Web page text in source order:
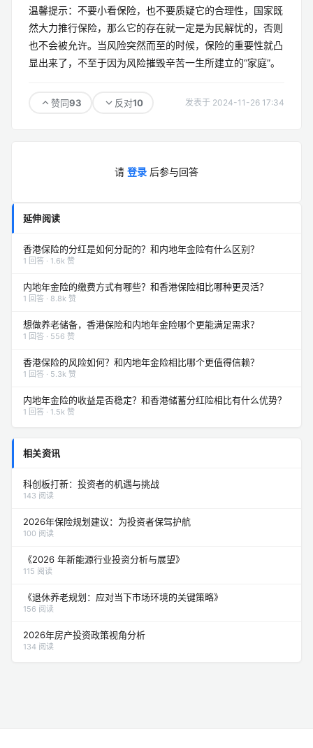
温馨提示：不要小看保险，也不要质疑它的合理性，国家既
然大力推行保险，那么它的存在就一定是为民解忧的，否则
也不会被允许。当风险突然而至的时候，保险的重要性就凸
显出来了，不至于因为风险摧毁辛苦一生所建立的“家庭”。
赞同93 反对10 发表于 2024-11-26 17:34
请 登录 后参与回答
延伸阅读
香港保险的分红是如何分配的？和内地年金险有什么区别？
1 回答 · 1.6k 赞
内地年金险的缴费方式有哪些？和香港保险相比哪种更灵活？
1 回答 · 8.8k 赞
想做养老储备，香港保险和内地年金险哪个更能满足需求？
1 回答 · 556 赞
香港保险的风险如何？和内地年金险相比哪个更值得信赖？
1 回答 · 5.3k 赞
内地年金险的收益是否稳定？和香港储蓄分红险相比有什么优势？
1 回答 · 1.5k 赞
相关资讯
科创板打新：投资者的机遇与挑战
143 阅读
2026年保险规划建议：为投资者保驾护航
100 阅读
《2026 年新能源行业投资分析与展望》
115 阅读
《退休养老规划：应对当下市场环境的关键策略》
156 阅读
2026年房产投资政策视角分析
134 阅读